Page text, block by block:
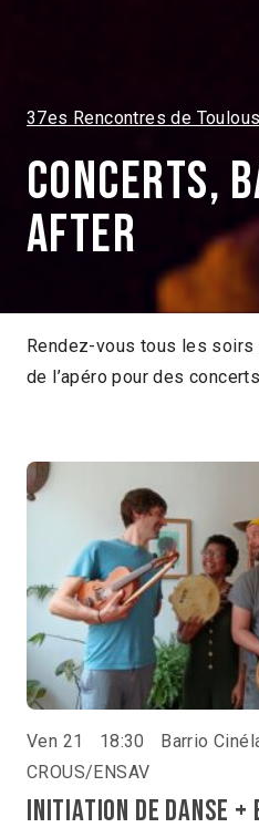
37es Rencontres de
Concerts,
after
Rendez-vous tous les soirs
de l’apéro pour des
Ven 21 18:30
Barrio
CROUS/ENSAV
Initiation de danse +